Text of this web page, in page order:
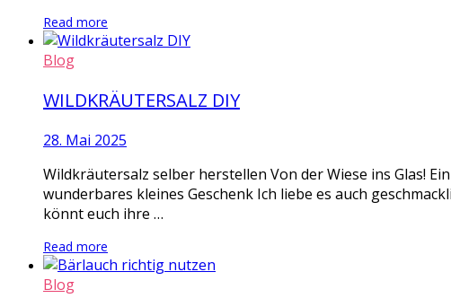
Read more
Blog
WILDKRÄUTERSALZ DIY
28. Mai 2025
Wildkräutersalz selber herstellen Von der Wiese ins Glas!
wunderbares kleines Geschenk Ich liebe es auch
könnt euch ihre …
Read more
Blog